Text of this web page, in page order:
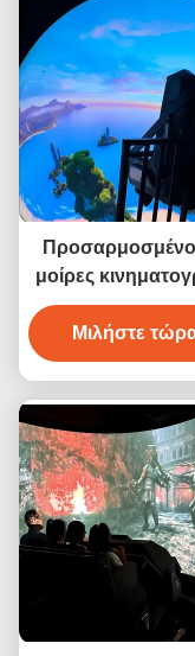
μοίρες
Θέατρο
Μιλήστε